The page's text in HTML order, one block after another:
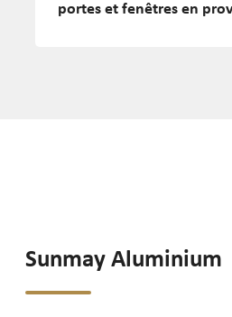
de porte
Sunmay Aluminium